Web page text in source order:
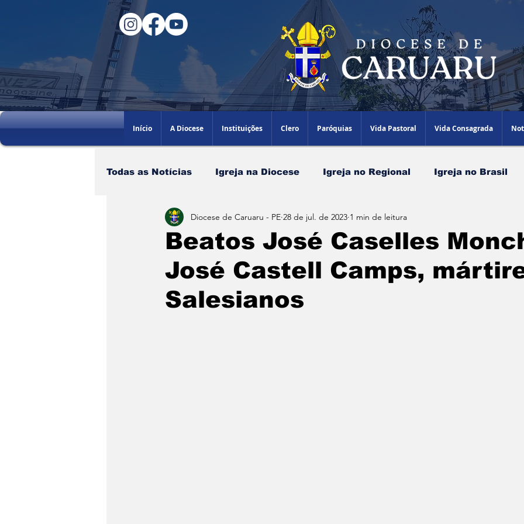
Início A Diocese Instituições Clero Paróquias Vida Pastoral Vida Consagrada
Todas as Notícias Igreja na Diocese Igreja no Regional Igreja no Brasil
Santo do dia 60AGB Papa Leão XIV Agenda Episcopal
Beatos José Caselles
José Castell Camps,
Salesianos
Diocese de Caruaru - PE 28 de jul. de 2023 1 min de leitura